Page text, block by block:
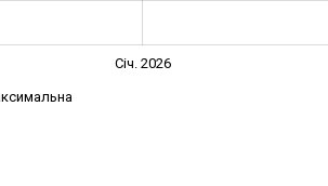
Січ. 2026